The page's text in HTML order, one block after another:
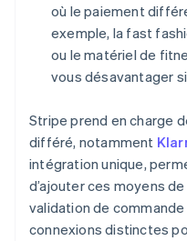
où le paiement
exemple, la fast
ou le matériel de
vous désavantager
Stripe prend en charge
différé, notamment
intégration unique,
d’ajouter ces moyens
validation de
connexions distinctes